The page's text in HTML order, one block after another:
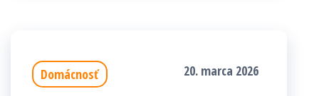
Domácnosť 20. marca 2026